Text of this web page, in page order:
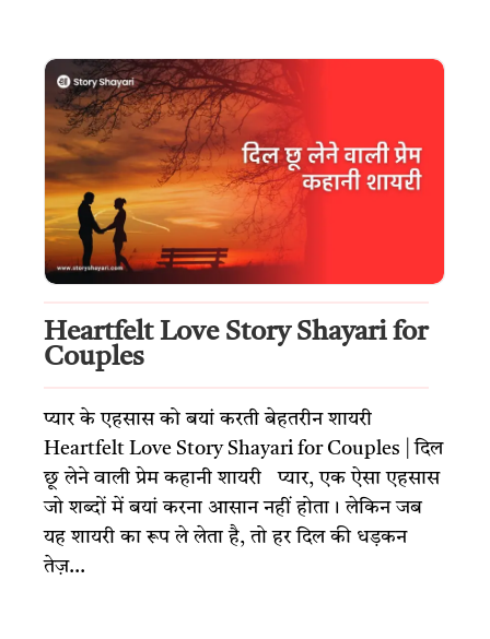
Heartfelt Love Story Shayari for
Couples
प्यार के एहसास को बयां करती बेहतरीन शायरी
Heartfelt Love Story Shayari for Couples | दिल
छू लेने वाली प्रेम कहानी शायरी प्यार, एक ऐसा एहसास
जो शब्दों में बयां करना आसान नहीं होता। लेकिन जब
यह शायरी का रूप ले लेता है, तो हर दिल की धड़कन
तेज़...